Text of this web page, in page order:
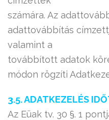
számára. Az
adattovábbítás
valamint a
továbbított adatok
módon rögzíti
3.5. ADATKEZELÉS
Az Eüak tv. 30 §. 1